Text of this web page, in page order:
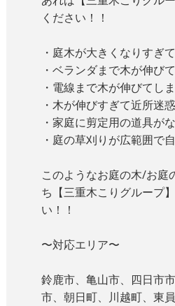
ください！！
・庭木が大きくなりすぎ
・ベランダまで木が伸び
・電線まで木が伸びてし
・木が伸びすぎて近所迷
・家庭に剪定用の道具が
・庭の草刈りが広範囲で
このようなお庭の木/お庭
ち【三重木こりグループ
い！！
〜対応エリア〜
鈴鹿市、亀山市、四日市
市、朝日町、川越町、 東